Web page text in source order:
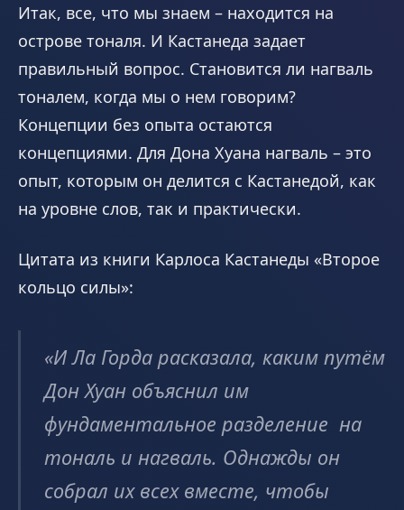
Итак, все, что мы знаем – находится на
острове тоналя. И Кастанеда задает
правильный вопрос. Становится ли нагваль
тоналем, когда мы о нем говорим?
Концепции без опыта остаются
концепциями. Для Дона Хуана нагваль – это
опыт, которым он делится с Кастанедой, как
на уровне слов, так и практически.
Цитата из книги Карлоса Кастанеды «Второе
кольцо силы»:
«И Ла Горда расказала, каким путём
Дон Хуан объяснил им
фундаментальное разделение на
тональ и нагваль. Однажды он
собрал их всех вместе, чтобы